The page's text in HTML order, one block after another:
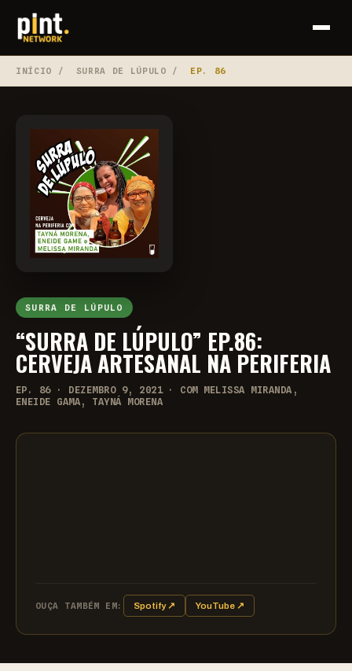
INÍCIO / SURRA DE LÚPULO / EP. 86
SURRA DE LÚPULO
“SURRA DE LÚPULO” EP.86:
CERVEJA ARTESANAL NA PERIFERIA
EP. 86 · DEZEMBRO 9, 2021 · COM MELISSA MIRANDA,
ENEIDE GAMA, TAYNÁ MORENA
OUÇA TAMBÉM EM: Spotify ↗ YouTube ↗